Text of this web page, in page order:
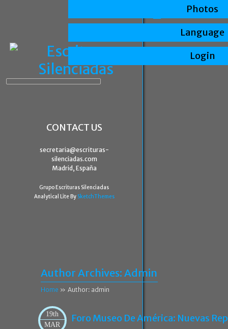
CONTACT US
secretaria@escrituras-
silenciadas.com
Madrid, España
Grupo Escrituras Silenciadas
Analytical Lite By SketchThemes
Author Archives: Admin
Home » Author: admin
19th
MAR
Foro Museo De América: Nuevas
Photos
Language
Login